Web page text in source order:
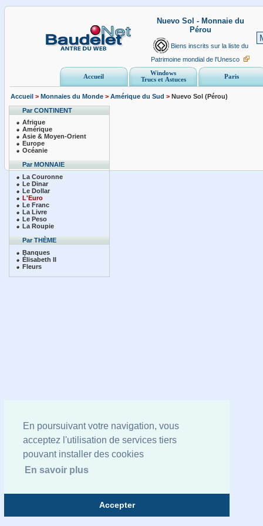
En poursuivant votre navigation, vous
acceptez l'utilisation de services tiers
pouvant installer des cookies
En savoir plus
Accepter
Nuevo Sol - Monnaie du
Pérou
Biens inscrits sur la liste du
Patrimoine mondial de l'Unesco
Accueil
Windows
Trucs et Astuces
Paris
Accueil > Monnaies du Monde > Amérique du Sud > Nuevo Sol (Pérou)
Par CONTINENT
Afrique
Amérique
Asie & Moyen-Orient
Europe
Océanie
Par MONNAIE
La Couronne
Le Dinar
Le Dollar
L'Euro
Le Franc
La Livre
Le Peso
La Roupie
Par THÈME
Banques
Élisabeth II
Fleurs